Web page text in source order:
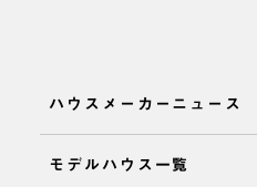
ハウスメーカーニュース
モデルハウス一覧